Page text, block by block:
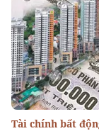
Tài chính bất